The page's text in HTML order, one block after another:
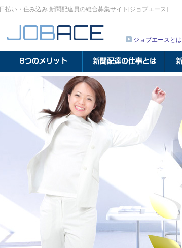
日払い・住み込み 新聞配達員の総合募集サイト[ジョブエース]
ジョブエースとは